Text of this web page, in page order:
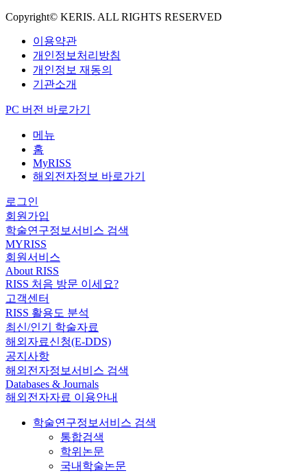
Copyright© KERIS. ALL RIGHTS RESERVED
이용약관
개인정보처리방침
개인정보 재동의
기관소개
PC 버전 바로가기
메뉴
홈
MyRISS
해외전자정보 바로가기
로그인
회원가입
학술연구정보서비스 검색
MYRISS
회원서비스
About RISS
RISS 처음 방문 이세요?
고객센터
RISS 활용도 분석
최신/인기 학술자료
해외자료신청(E-DDS)
공지사항
해외전자정보서비스 검색
Databases & Journals
해외전자자료 이용안내
학술연구정보서비스 검색
통합검색
학위논문
국내학술논문